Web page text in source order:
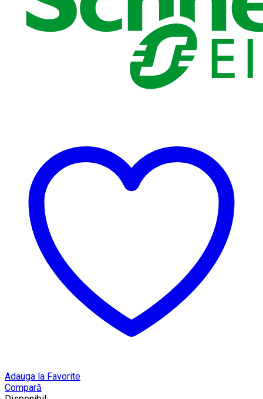
Adauga la Favorite
Compară